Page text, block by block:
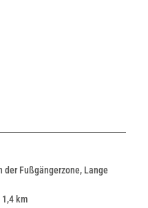
der Fußgängerzone, Lange
km